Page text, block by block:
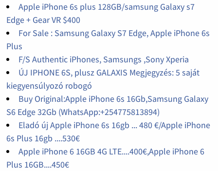
Apple iPhone 6s plus 128GB/samsung Galaxy s7
Edge + Gear VR $400
For Sale : Samsung Galaxy S7 Edge, Apple iPhone 6s
Plus
F/S Authentic iPhones, Samsungs ,Sony Xperia
ÚJ IPHONE 6S, plusz GALAXIS Megjegyzés: 5 saját
kiegyensúlyozó robogó
Buy Original:Apple iPhone 6s 16Gb,Samsung Galaxy
S6 Edge 32Gb (WhatsApp:+254775813894)
Eladó új Apple iPhone 6s 16gb ... 480 €/Apple iPhone
6s Plus 16gb ....530€
Apple iPhone 6 16GB 4G LTE....400€,Apple iPhone 6
Plus 16GB....450€